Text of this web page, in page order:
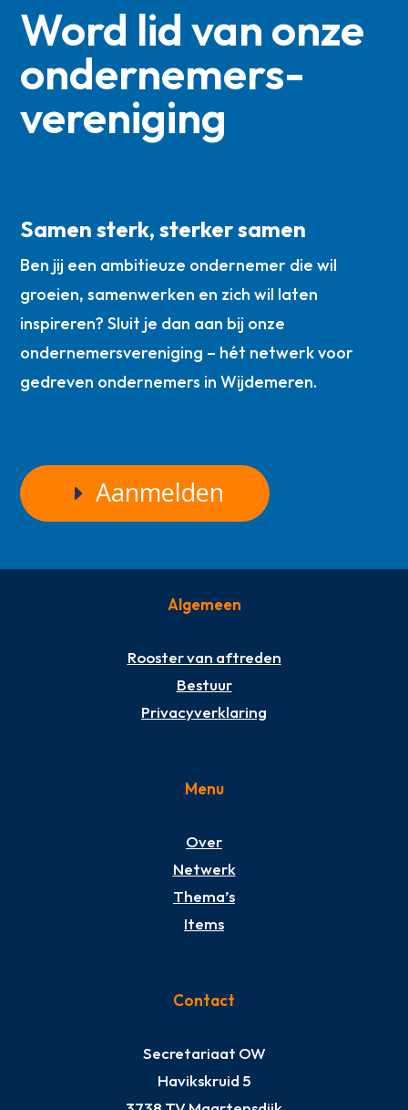
Word lid van onze
ondernemers­
vereniging
Samen sterk, sterker samen
Ben jij een ambitieuze ondernemer die wil
groeien, samenwerken en zich wil laten
inspireren? Sluit je dan aan bij onze
ondernemersvereniging – hét netwerk voor
gedreven ondernemers in Wijdemeren.
Aanmelden
Algemeen
Rooster van aftreden
Bestuur
Privacyverklaring
Menu
Over
Netwerk
Thema’s
Items
Contact
Secretariaat OW
Havikskruid 5